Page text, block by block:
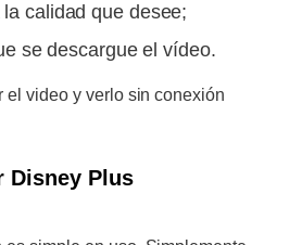
calidad que desee;
se descargue el vídeo.
el video y verlo sin conexión
Disney Plus